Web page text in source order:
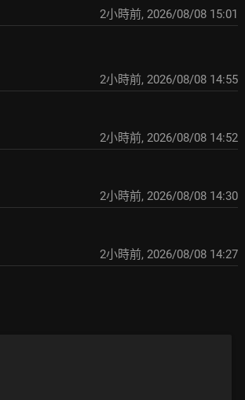
2小時前, 2026/08/08 15:01
2小時前, 2026/08/08 14:55
2小時前, 2026/08/08 14:52
2小時前, 2026/08/08 14:30
2小時前, 2026/08/08 14:27